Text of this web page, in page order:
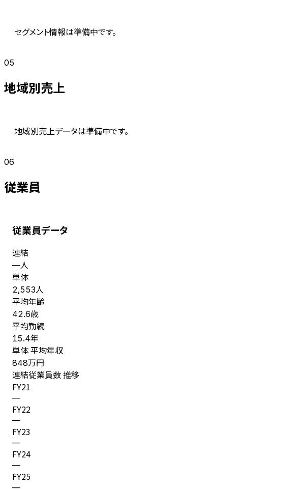
セグメント情報は準備中です。
05
地域別売上
地域別売上データは準備中です。
06
従業員
従業員データ
連結
—人
単体
2,553人
平均年齢
42.6歳
平均勤続
15.4年
単体 平均年収
848万円
連結従業員数 推移
FY21
—
FY22
—
FY23
—
FY24
—
FY25
—